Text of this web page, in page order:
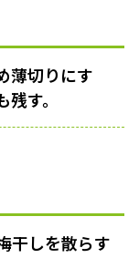
薄切りにす
す。
干しを散らす